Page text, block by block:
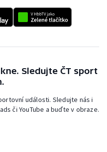
Sledujte ČT sport
události. Sledujte nás i
či YouTube a buďte v obraze.